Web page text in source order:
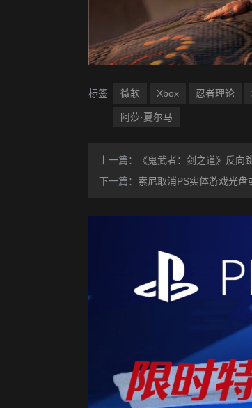
标签 微软 Xbox 忍者理论
阿莎·夏尔马
上一篇：
《鬼武者：剑之道》反向
下一篇： 索尼取消PS实体游戏光盘